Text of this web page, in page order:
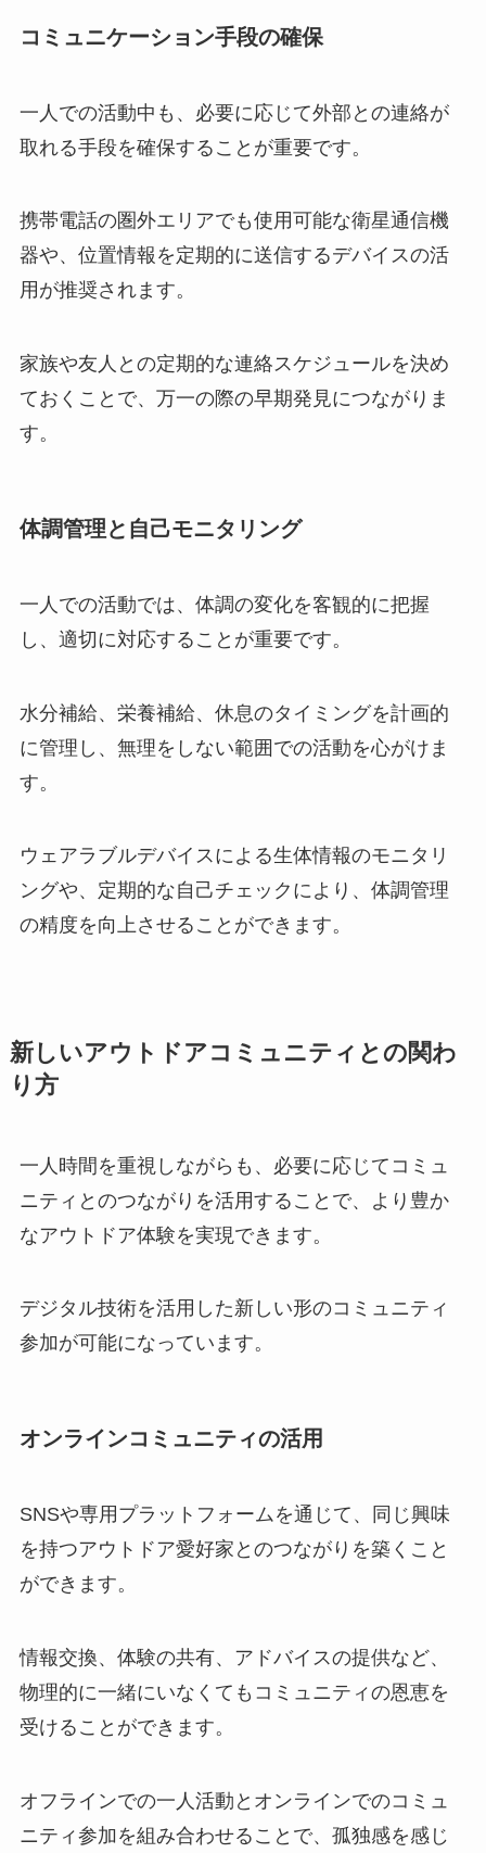
コミュニケーション手段の確保
一人での活動中も、必要に応じて外部との連絡が
取れる手段を確保することが重要です。
携帯電話の圏外エリアでも使用可能な衛星通信機
器や、位置情報を定期的に送信するデバイスの活
用が推奨されます。
家族や友人との定期的な連絡スケジュールを決め
ておくことで、万一の際の早期発見につながりま
す。
体調管理と自己モニタリング
一人での活動では、体調の変化を客観的に把握
し、適切に対応することが重要です。
水分補給、栄養補給、休息のタイミングを計画的
に管理し、無理をしない範囲での活動を心がけま
す。
ウェアラブルデバイスによる生体情報のモニタリ
ングや、定期的な自己チェックにより、体調管理
の精度を向上させることができます。
新しいアウトドアコミュニティとの関わ
り方
一人時間を重視しながらも、必要に応じてコミュ
ニティとのつながりを活用することで、より豊か
なアウトドア体験を実現できます。
デジタル技術を活用した新しい形のコミュニティ
参加が可能になっています。
オンラインコミュニティの活用
SNSや専用プラットフォームを通じて、同じ興味
を持つアウトドア愛好家とのつながりを築くこと
ができます。
情報交換、体験の共有、アドバイスの提供など、
物理的に一緒にいなくてもコミュニティの恩恵を
受けることができます。
オフラインでの一人活動とオンラインでのコミュ
ニティ参加を組み合わせることで、孤独感を感じ